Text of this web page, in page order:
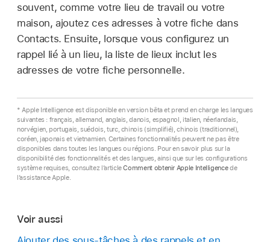
souvent, comme votre lieu de travail ou votre
maison, ajoutez ces adresses à votre fiche dans
Contacts. Ensuite, lorsque vous configurez un
rappel lié à un lieu, la liste de lieux inclut les
adresses de votre fiche personnelle.
* Apple Intelligence est disponible en version bêta et prend en charge les langues
suivantes : français, allemand, anglais, danois, espagnol, italien, néerlandais,
norvégien, portugais, suédois, turc, chinois (simplifié), chinois (traditionnel),
coréen, japonais et vietnamien. Certaines fonctionnalités peuvent ne pas être
disponibles dans toutes les langues ou régions. Pour en savoir plus sur la
disponibilité des fonctionnalités et des langues, ainsi que sur les configurations
système requises, consultez l’articleComment obtenir Apple Intelligencede
l’assistance Apple.
Voir aussi